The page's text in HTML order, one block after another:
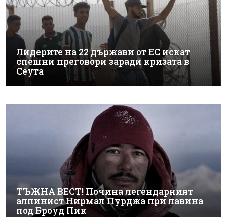
Лидерите на 22 държави от ЕС искат
спешни преговори заради кризата в
Сеута
ТЪЖНА ВЕСТ! Почина легендарният
алпинист Нирмал Пурджа при лавина
под Броуд Пик